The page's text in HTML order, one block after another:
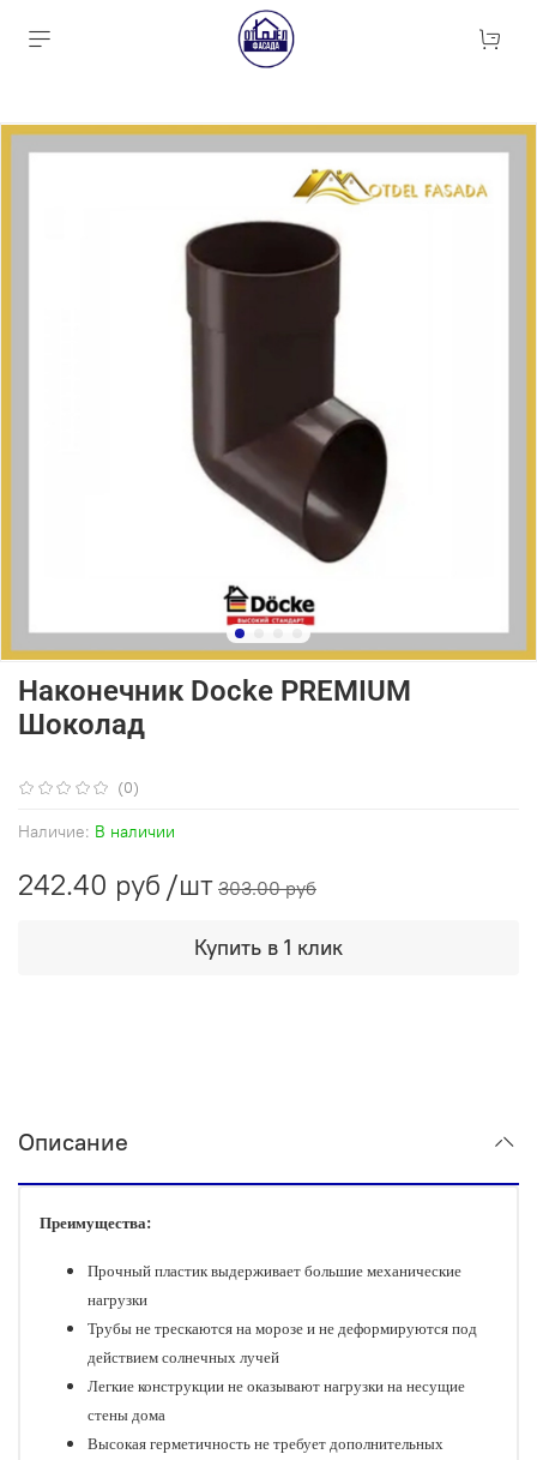
(0)
Наличие: В наличии
Наконечник Docke PREMIUM
Шоколад
242.40 руб /шт 303.00 руб
Купить в 1 клик
Описание
Преимущества:
Прочный пластик выдерживает большие механические
нагрузки
Трубы не трескаются на морозе и не деформируются под
действием солнечных лучей
Легкие конструкции не оказывают нагрузки на несущие
стены дома
Высокая герметичность не требует дополнительных